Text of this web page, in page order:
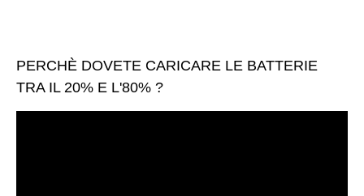
PERCHÈ DOVETE CARICARE LE BATTERIE
TRA IL 20% E L'80% ?